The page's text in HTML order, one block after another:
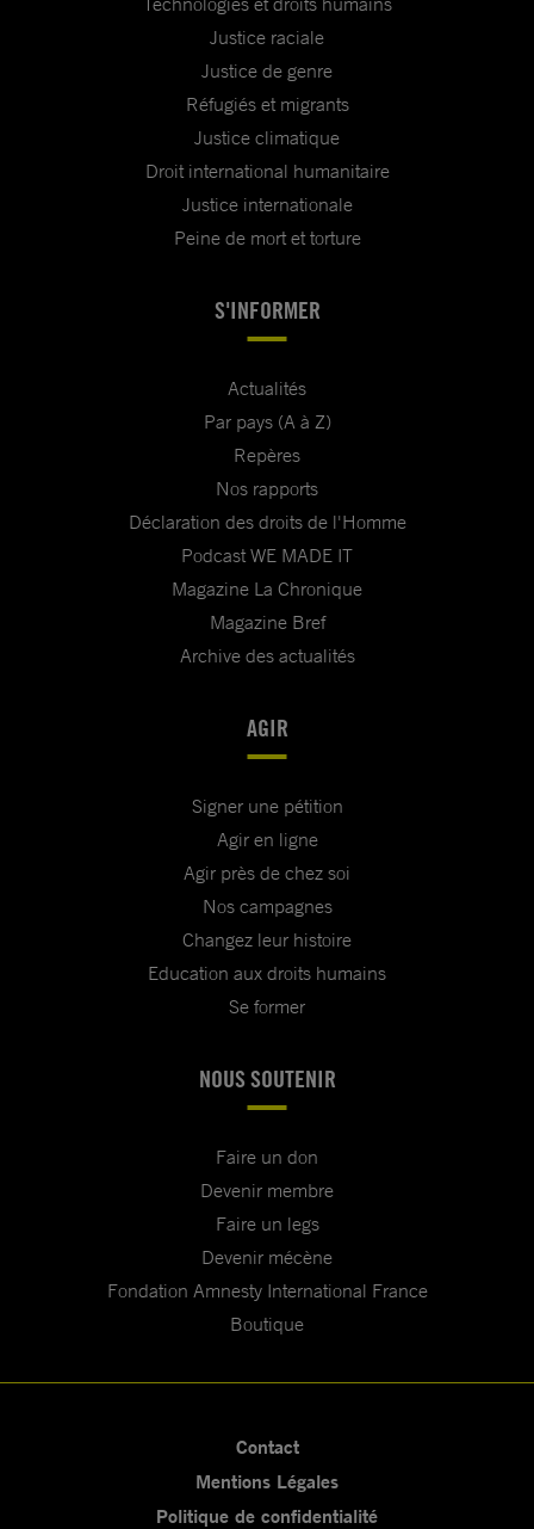
Justice raciale
Justice de genre
Réfugiés et migrants
Justice climatique
Droit international humanitaire
Justice internationale
Peine de mort et torture
S'INFORMER
Actualités
Par pays (A à Z)
Repères
Nos rapports
Déclaration des droits de l'Homme
Podcast WE MADE IT
Magazine La Chronique
Magazine Bref
Archive des actualités
AGIR
Signer une pétition
Agir en ligne
Agir près de chez soi
Nos campagnes
Changez leur histoire
Education aux droits humains
Se former
NOUS SOUTENIR
Faire un don
Devenir membre
Faire un legs
Devenir mécène
Fondation Amnesty International France
Boutique
Contact
Mentions Légales
Politique de confidentialité